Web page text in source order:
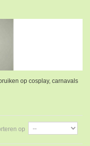
op cosplay, carnavals
op